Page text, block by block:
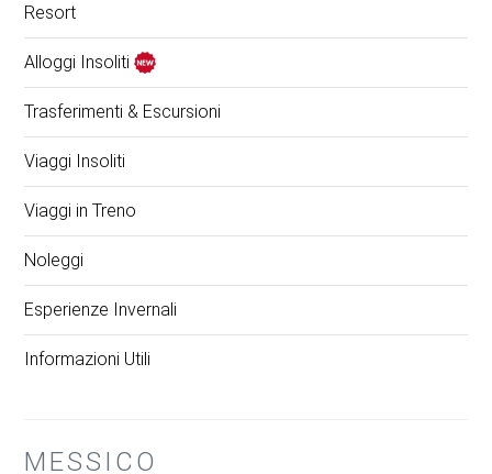
Resort
Alloggi Insoliti
Trasferimenti & Escursioni
Viaggi Insoliti
Viaggi in Treno
Noleggi
Esperienze Invernali
Informazioni Utili
MESSICO